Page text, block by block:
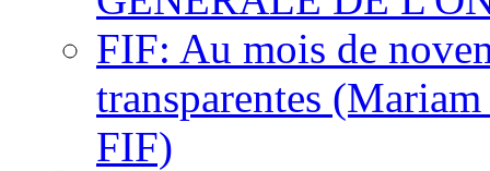
FIF: Au mois de
transparentes
FIF)